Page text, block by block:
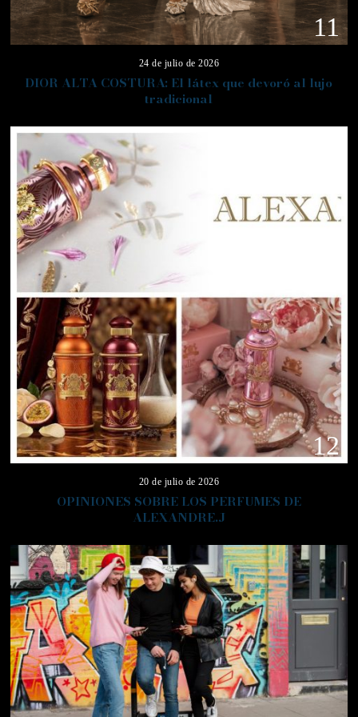
11
24 de julio de 2026
DIOR ALTA COSTURA: El látex que devoró al lujo
tradicional
12
20 de julio de 2026
OPINIONES SOBRE LOS PERFUMES DE
ALEXANDRE.J